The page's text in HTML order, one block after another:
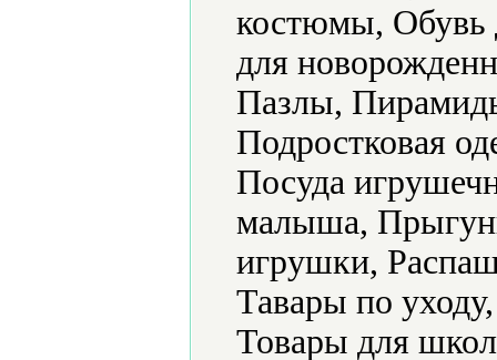
костюмы, Обувь
для
Пазлы,
Подростковая
Посуда
малыша,
игрушки,
Тавары по
Товары для